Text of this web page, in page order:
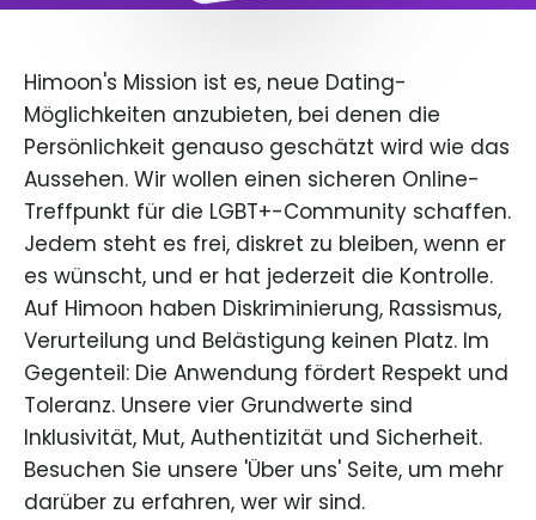
Himoon's Mission ist es, neue Dating-
Möglichkeiten anzubieten, bei denen die
Persönlichkeit genauso geschätzt wird wie das
Aussehen. Wir wollen einen sicheren Online-
Treffpunkt für die LGBT+-Community schaffen.
Jedem steht es frei, diskret zu bleiben, wenn er
es wünscht, und er hat jederzeit die Kontrolle.
Auf Himoon haben Diskriminierung, Rassismus,
Verurteilung und Belästigung keinen Platz. Im
Gegenteil: Die Anwendung fördert Respekt und
Toleranz. Unsere vier Grundwerte sind
Inklusivität, Mut, Authentizität und Sicherheit.
Besuchen Sie unsere 'Über uns' Seite, um mehr
darüber zu erfahren, wer wir sind.